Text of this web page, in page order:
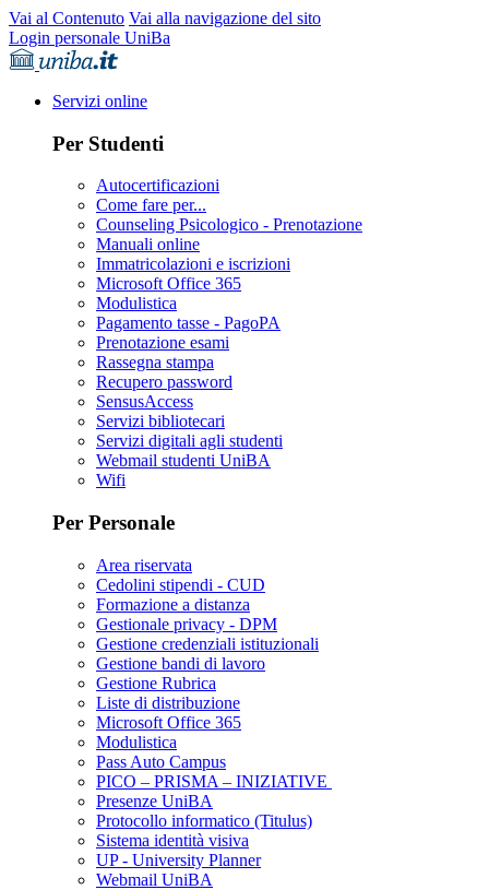
Vai al Contenuto Vai alla navigazione del sito
Login personale UniBa
Servizi online
Per Studenti
Autocertificazioni
Come fare per...
Counseling Psicologico - Prenotazione
Manuali online
Immatricolazioni e iscrizioni
Microsoft Office 365
Modulistica
Pagamento tasse - PagoPA
Prenotazione esami
Rassegna stampa
Recupero password
SensusAccess
Servizi bibliotecari
Servizi digitali agli studenti
Webmail studenti UniBA
Wifi
Per Personale
Area riservata
Cedolini stipendi - CUD
Formazione a distanza
Gestionale privacy - DPM
Gestione credenziali istituzionali
Gestione bandi di lavoro
Gestione Rubrica
Liste di distribuzione
Microsoft Office 365
Modulistica
Pass Auto Campus
PICO – PRISMA – INIZIATIVE
Presenze UniBA
Protocollo informatico (Titulus)
Sistema identità visiva
UP - University Planner
Webmail UniBA